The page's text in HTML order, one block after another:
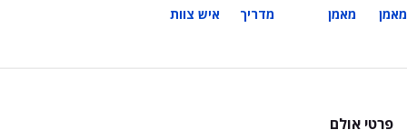
מאמן מאמן מדריך איש צוות
פרטי אולם